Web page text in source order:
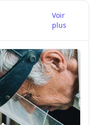
Voir
plus